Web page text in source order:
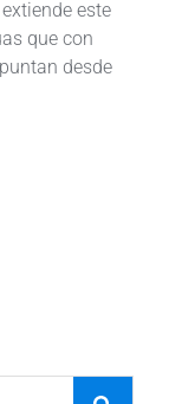
este
que con
desde